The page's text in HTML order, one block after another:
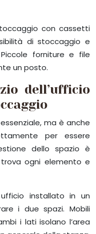
con cassetti
di stoccaggio e
forniture e file
un posto.
dell’ufficio
ma è anche
per essere
dello spazio è
ogni elemento e
installato in un
i due spazi. Mobili
i lati isolano l’area